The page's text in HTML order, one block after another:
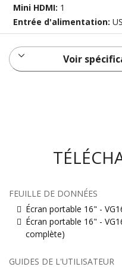
Mini HDMI: 1
Entrée d'alimentation:
Voir
FEUILLE DE DONNÉES
Écran portable 16" -
Écran portable 16" -
complète)
GUIDES DE L'UTILISATEUR